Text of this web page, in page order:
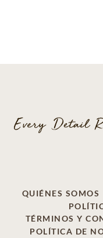
QUIÉNES SOMOS
TÉRMINOS Y
POLÍTICA DE